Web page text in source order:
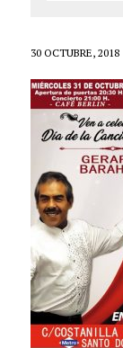
30 OCTUBRE, 2018